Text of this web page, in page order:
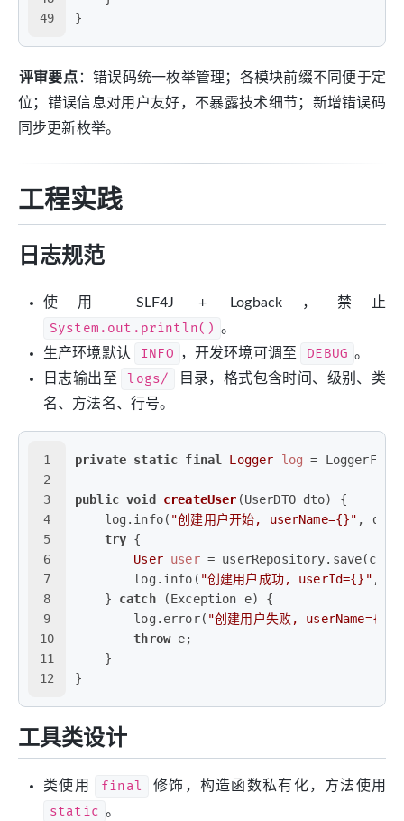
49
}
评审要点 ：错误码统一枚举管理；各模块前缀不同便于定
位；错误信息对用户友好，不暴露技术细节；新增错误码
同步更新枚举。
工程实践
日志规范
使用 SLF4J + Logback，禁止
System.out.println() 。
生产环境默认
INFO ，开发环境可调至 DEBUG 。
日志输出至
logs/
目录，格式包含时间、级别、类
名、方法名、行号。
1
2
3
4
5
6
7
8
9
10
11
12
private static final Logger log =
public void createUser (UserDTO dto)
{
    log.info(
"创建用户开始, userName={}" ,
try {
User user =
        log.info(
"创建用户成功, userId={}" ,
    }
catch (Exception e) {
        log.error(
"创建用户失败, userName={}"
throw e;
    }
}
工具类设计
类使用 final 修饰，构造函数私有化，方法使用
static 。